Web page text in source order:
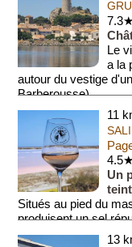
Le
a la
autour du vestige
Barberousse)...
11
Un
Situés au pied du
produisent un sel
permet de découvrir l...
13